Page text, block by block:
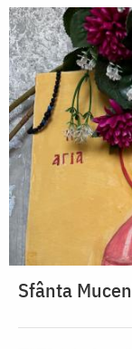
Sfânta